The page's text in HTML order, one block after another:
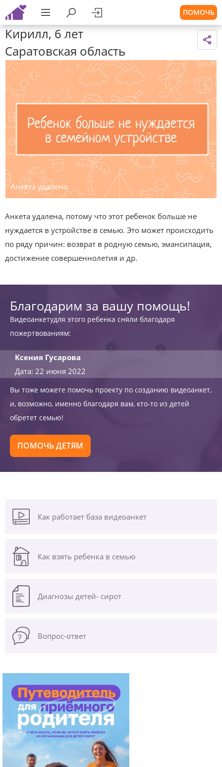
ПОМОЧЬ
Кирилл, 6 лет
Саратовская область
Анкета удалена.
Анкета удалена, потому что этот ребенок больше не
нуждается в устройстве в семью. Это может происходить
по ряду причин: возврат в родную семью, эмансипация,
достижение совершеннолетия и др.
Благодарим за вашу помощь!
Видеоанкетудля этого ребенка сняли благодаря
пожертвованиям:
Ксения Гусарова
Дата: 22 июня 2022
Вы тоже можете помочь проекту по созданию видеоанкет,
и, возможно, именно благодаря вам, кто-то из детей
обретет семью!
ПОМОЧЬ ДЕТЯМ
Как работает база видеоанкет
Как взять ребенка в семью
Диагнозы детей- сирот
Вопрос-ответ